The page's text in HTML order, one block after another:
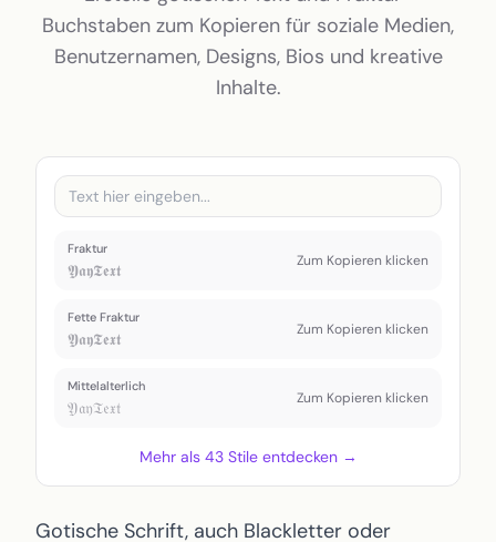
Kleiner Text
Buchstaben zum Kopieren für soziale Medien,
Benutzernamen, Designs, Bios und kreative
Inhalte.
Fraktur
𝖄𝖆𝖞𝕿𝖊𝖝𝖙 Zum Kopieren klicken
Fette Fraktur
𝖄𝖆𝖞𝕿𝖊𝖝𝖙 Zum Kopieren klicken
Mittelalterlich
𝔜𝔞𝔶𝔗𝔢𝔵𝔱 Zum Kopieren klicken
Mehr als 43 Stile entdecken →
Gotische Schrift, auch Blackletter oder